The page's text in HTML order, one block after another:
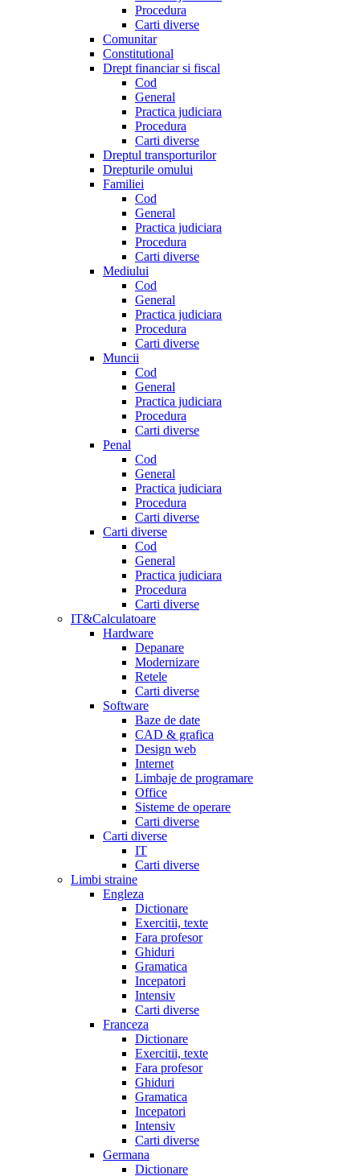
Procedura
Carti diverse
Comunitar
Constitutional
Drept financiar si fiscal
Cod
General
Practica judiciara
Procedura
Carti diverse
Dreptul transporturilor
Drepturile omului
Familiei
Cod
General
Practica judiciara
Procedura
Carti diverse
Mediului
Cod
General
Practica judiciara
Procedura
Carti diverse
Muncii
Cod
General
Practica judiciara
Procedura
Carti diverse
Penal
Cod
General
Practica judiciara
Procedura
Carti diverse
Carti diverse
Cod
General
Practica judiciara
Procedura
Carti diverse
IT&Calculatoare
Hardware
Depanare
Modernizare
Retele
Carti diverse
Software
Baze de date
CAD & grafica
Design web
Internet
Limbaje de programare
Office
Sisteme de operare
Carti diverse
Carti diverse
IT
Carti diverse
Limbi straine
Engleza
Dictionare
Exercitii, texte
Fara profesor
Ghiduri
Gramatica
Incepatori
Intensiv
Carti diverse
Franceza
Dictionare
Exercitii, texte
Fara profesor
Ghiduri
Gramatica
Incepatori
Intensiv
Carti diverse
Germana
Dictionare